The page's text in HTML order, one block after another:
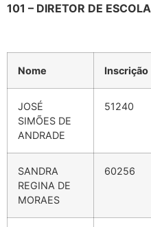
101 – DIRETOR DE ESCOLA
Nome Inscrição
JOSÉ
SIMÕES DE
ANDRADE
51240
SANDRA
REGINA DE
MORAES
60256